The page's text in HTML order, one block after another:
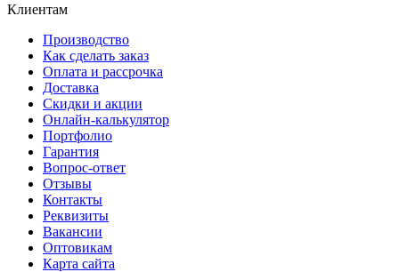
Клиентам
Производство
Как сделать заказ
Оплата и рассрочка
Доставка
Скидки и акции
Онлайн-калькулятор
Портфолио
Гарантия
Вопрос-ответ
Отзывы
Контакты
Реквизиты
Вакансии
Оптовикам
Карта сайта